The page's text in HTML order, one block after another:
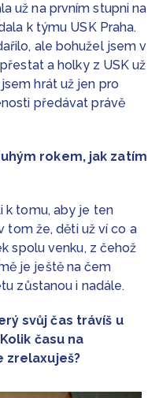
už na prvním stupni na
k týmu USK Praha.
ale bohužel jsem v
a holky z USK už
hrát už jen pro
předávat právě
rokem, jak zatím
k tomu, aby je ten
tom že, děti už ví co a
spolu venku, z čehož
je ještě na čem
zůstanou i nadále.
svůj čas trávíš u
času na
zrelaxuješ?